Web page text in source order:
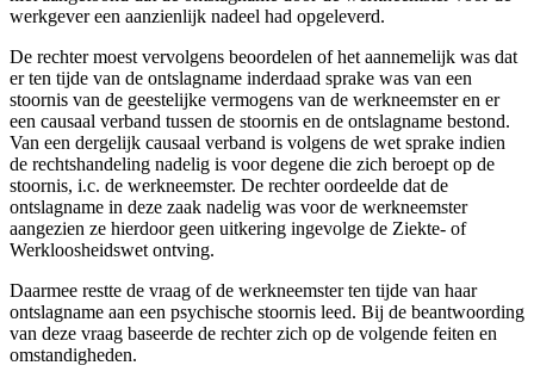
werkgever een aanzienlijk nadeel had opgeleverd.
De rechter moest vervolgens beoordelen of het aannemelijk was dat
er ten tijde van de ontslagname inderdaad sprake was van een
stoornis van de geestelijke vermogens van de werkneemster en er
een causaal verband tussen de stoornis en de ontslagname bestond.
Van een dergelijk causaal verband is volgens de wet sprake indien
de rechtshandeling nadelig is voor degene die zich beroept op de
stoornis, i.c. de werkneemster. De rechter oordeelde dat de
ontslagname in deze zaak nadelig was voor de werkneemster
aangezien ze hierdoor geen uitkering ingevolge de Ziekte‑ of
Werkloosheidswet ontving.
Daarmee restte de vraag of de werkneemster ten tijde van haar
ontslagname aan een psychische stoornis leed. Bij de beantwoording
van deze vraag baseerde de rechter zich op de volgende feiten en
omstandigheden.